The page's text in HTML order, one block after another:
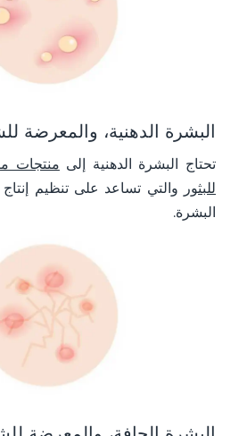
البشرة الدهنية، والمعرضة
تحتاج البشرة الدهنية إلىمنتجات
للبثوروالتي تساعد على تنظيم
البشرة.